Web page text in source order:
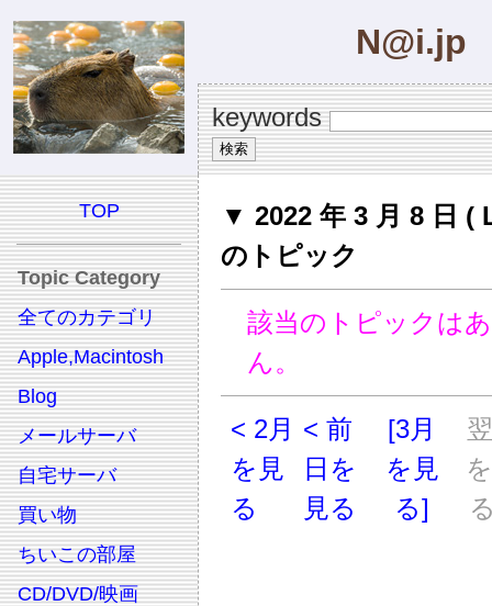
N@i.jp
keywords
TOP
Topic Category
全てのカテゴリ
Apple,Macintosh
Blog
メールサーバ
自宅サーバ
買い物
ちいこの部屋
CD/DVD/映画
▼ 2022 年 3 月 8 日 (
のトピック
該当のトピックは
ん。
< 2月
を見
る
< 前
日を
見る
[3月
を見
る]